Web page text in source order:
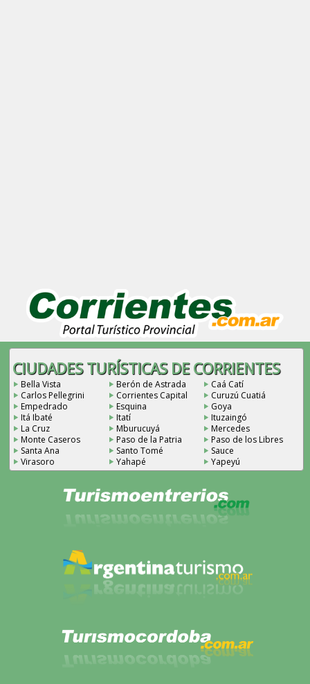
CIUDADES TURÍSTICAS DE CORRIENTES
Bella Vista Berón de Astrada
Caá Catí
Carlos Pellegrini
Corrientes Capital
Curuzú Cuatiá
Empedrado
Esquina
Goya
Itá Ibaté
Itatí
Ituzaingó
La Cruz
Mburucuyá
Mercedes
Monte Caseros
Paso de la Patria
Paso de los Libres
Santa Ana
Santo Tomé
Sauce
Virasoro
Yahapé Yapeyú